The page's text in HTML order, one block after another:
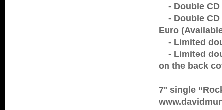
- Double CD
- Double CD
Euro
- Limited
- Limited
on the back
7'' single